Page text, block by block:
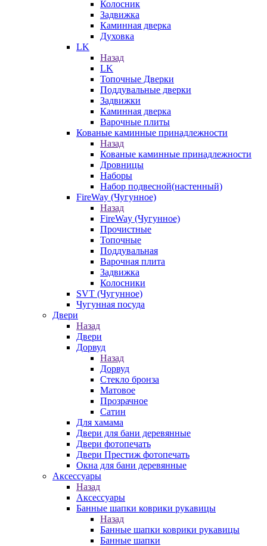
Колосник
Задвижка
Каминная дверка
Духовка
LK
Назад
LK
Топочные Дверки
Поддувальные дверки
Задвижки
Каминная дверка
Варочные плиты
Кованые каминные принадлежности
Назад
Кованые каминные принадлежности
Дровницы
Наборы
Набор подвесной(настенный)
FireWay (Чугунное)
Назад
FireWay (Чугунное)
Прочистные
Топочные
Поддувальная
Варочная плита
Задвижка
Колосники
SVT (Чугунное)
Чугунная посуда
Двери
Назад
Двери
Дорвуд
Назад
Дорвуд
Стекло бронза
Матовое
Прозрачное
Сатин
Для хамама
Двери для бани деревянные
Двери фотопечать
Двери Престиж фотопечать
Окна для бани деревянные
Аксессуары
Назад
Аксессуары
Банные шапки коврики рукавицы
Назад
Банные шапки коврики рукавицы
Банные шапки